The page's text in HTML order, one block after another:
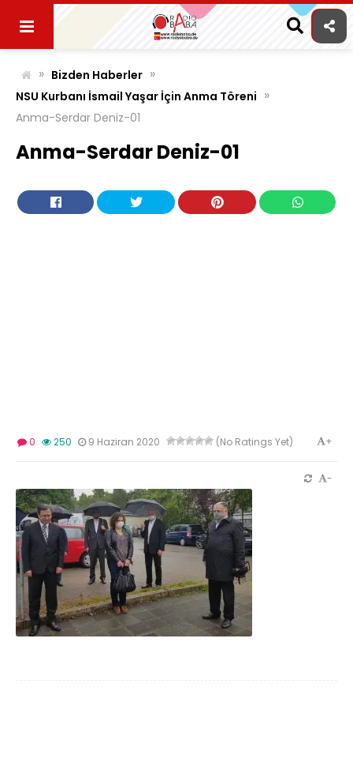
content
» Bizden Haberler »
NSU Kurbanı İsmail Yaşar İçin Anma Töreni »
Anma-Serdar Deniz-01
Anma-Serdar Deniz-01
0 250 9 Haziran 2020 (No Ratings Yet) +
-